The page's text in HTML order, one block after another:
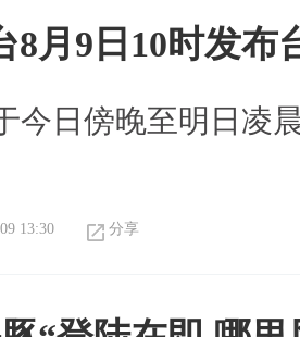
8月9日10时发布
今日傍晚至明日凌
13:30 分享